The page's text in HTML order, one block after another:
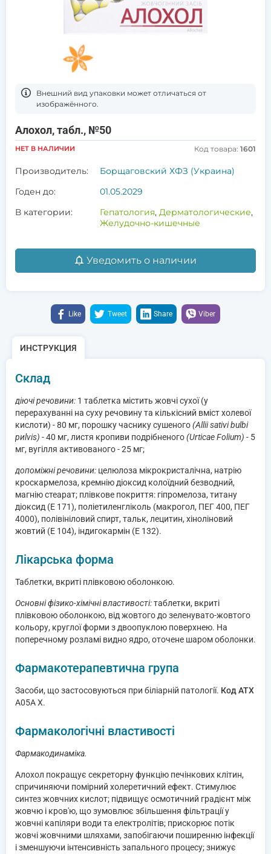
Bнешний вид упаковки может отличаться от
изображённого.
Алохол, табл., №50
НЕТ В НАЛИЧИИ Код товара: 1601
Производитель:
Борщаговский ХФЗ (Украина)
Годен до:
01.05.2029
В категории:
Гепатология, Дерматологические,
Желудочно-кишечные
Уведомить о наличии
Like Tweet Share Viber
ИНСТРУКЦИЯ
Склад
діючі речовини: 1 таблетка містить жовчі сухої (у
перерахуванні на суху речовину та кількісний вміст холевої
кислоти) - 80 мг, порошку часнику сушеного(Аlliі sativi bulbi
риlvіs) - 40 мг, листя кропиви подрібненого(Urticae Fоlium) - 5
мг, вугілля активованого - 25 мг;
допоміжні речовини: целюлоза мікрокристалічна, натрію
кроскармелоза, кремнію діоксид колоїдний безводний,
магнію стеарат; плівкове покриття: гіпромелоза, титану
діоксид (Е 171), поліетиленгліколь (макрогол, ПЕГ 400, ПЕГ
4000), полівініловий спирт, тальк, лецитин, хіноліновий
жовтий (Е 104), індигокармін (Е 132).
Лікарська форма
Таблетки, вкриті плівковою оболонкою.
Основні фізико-хімічні властивості:таблетки, вкриті
плівковою оболонкою, від жовтого до зеленувато-жовтого
кольору, круглої форми з двоопуклою поверхнею. На
поперечному розламі видно ядро, оточене шаром оболонки.
Фармакотерапевтична група
Засоби, що застосовуються при біліарній патології. Код АТХ
А05А Х.
Фармакологічні властивості
Фармакодинаміка.
Алохол покращує секреторну функцію печінкових клітин,
спричиняючи помірний холеретичний ефект. Стимулює
синтез жовчних кислот; підвищує осмотичний градієнт між
жовчю і кров'ю, що зумовлює збільшення фільтрації у
жовчні капіляри води та електролітів; прискорює потік
жовчі жовчними шляхами, запобігаючи поширенню інфекції
і зменшуючи інтенсивність запального процесу; знижує